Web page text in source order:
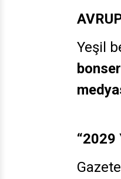
Yeşil
“2029